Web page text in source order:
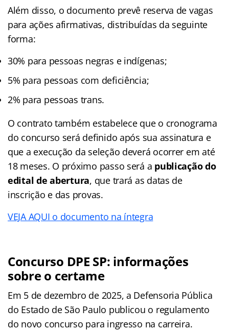
Além disso, o documento prevê reserva de vagas
para ações afirmativas, distribuídas da seguinte
forma:
30% para pessoas negras e indígenas;
5% para pessoas com deficiência;
2% para pessoas trans.
O contrato também estabelece que o cronograma
do concurso será definido após sua assinatura e
que a execução da seleção deverá ocorrer em até
18 meses. O próximo passo será a publicação do
edital de abertura, que trará as datas de
inscrição e das provas.
VEJA AQUI o documento na íntegra
Concurso DPE SP: informações
sobre o certame
Em 5 de dezembro de 2025, a Defensoria Pública
do Estado de São Paulo publicou o regulamento
do novo concurso para ingresso na carreira.